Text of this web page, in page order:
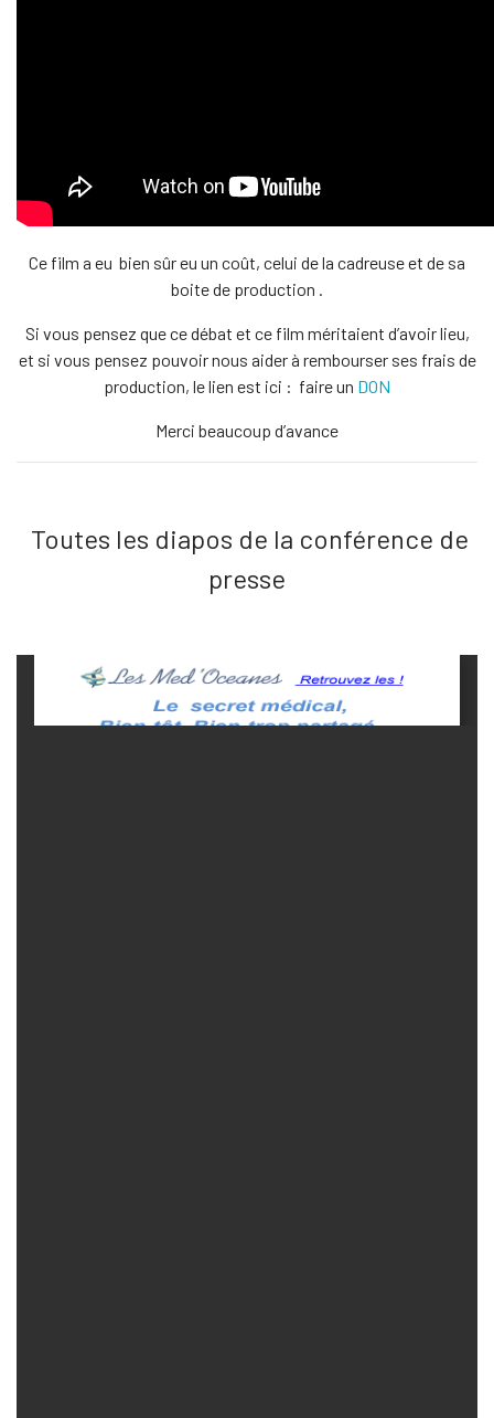
Ce film a eu bien sûr eu un coût, celui de la cadreuse et de sa
boite de production .
Si vous pensez que ce débat et ce film méritaient d’avoir lieu,
et si vous pensez pouvoir nous aider à rembourser ses frais de
production, le lien est ici : faire un DON
Merci beaucoup d’avance
Toutes les diapos de la conférence de
presse